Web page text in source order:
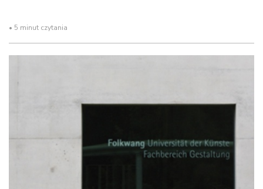
• 5 minut czytania